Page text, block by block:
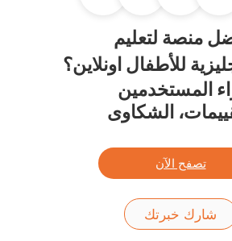
منصة لتعليم
للأطفال اونلاين؟
المستخدمين
الشكاوى
تصفح الآن
شارك خبرتك